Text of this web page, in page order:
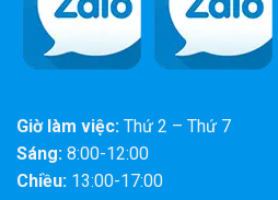
Giờ làm việc: Thứ 2 – Thứ 7
Sáng: 8:00-12:00
Chiều: 13:00-17:00